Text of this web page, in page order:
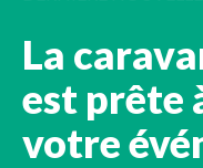
La
est prête
votre